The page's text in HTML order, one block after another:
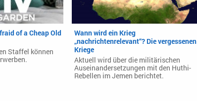
Falscher Ehrgeiz im
of a Cheap Old
Staffel können
Wann wird ein Krieg
„nachrichtenrelevant“? Die vergessenen
Kriege
Aktuell wird über die militärischen
Auseinandersetzungen mit den Huthi-
Rebellen im Jemen berichtet.